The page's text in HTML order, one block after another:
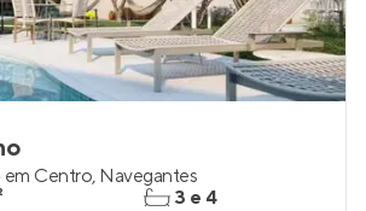
em Centro, Navegantes
3 e 4